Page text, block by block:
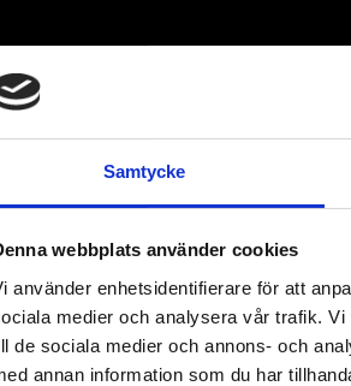
Samtycke
webbplats använder cookies
använder enhetsidentifierare för att
medier och analysera vår trafik.
de sociala medier och annons- och
annan information som du har